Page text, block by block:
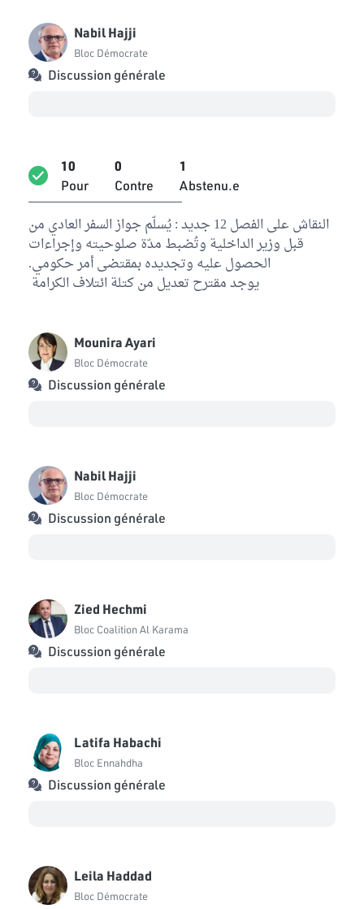
Nabil Hajji
Bloc Démocrate
Discussion générale
10
Pour
0
Contre
1
Abstenu.e
النقاش على الفصل 12 جديد : يُسلّم جواز السفر العادي من
قبل وزير الداخلية وتُضبط مدّة صلوحيته وإجراءات
الحصول عليه وتجديده بمقتضى أمر حكومي.
يوجد مقترح تعديل من كتلة ائتلاف الكرامة
Mounira Ayari
Bloc Démocrate
Discussion générale
Nabil Hajji
Bloc Démocrate
Discussion générale
Zied Hechmi
Bloc Coalition Al Karama
Discussion générale
Latifa Habachi
Bloc Ennahdha
Discussion générale
Leila Haddad
Bloc Démocrate